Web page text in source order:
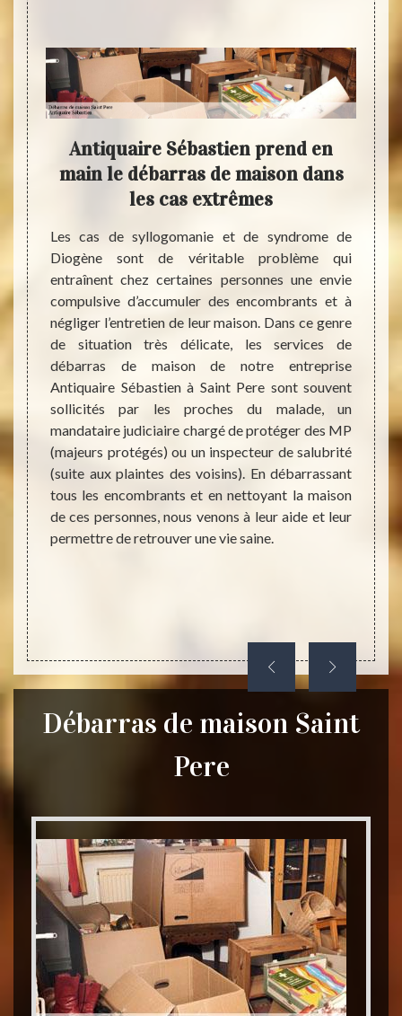
taux
à
à
à le
les
en
Antiquaire Sébastien prend en
main le débarras de maison dans
les cas extrêmes
Les cas de syllogomanie et de syndrome de
Diogène sont de véritable problème qui
entraînent chez certaines personnes une envie
compulsive d’accumuler des encombrants et à
négliger l’entretien de leur maison. Dans ce genre
de situation très délicate, les services de
débarras de maison de notre entreprise
Antiquaire Sébastien à Saint Pere sont souvent
sollicités par les proches du malade, un
mandataire judiciaire chargé de protéger des MP
(majeurs protégés) ou un inspecteur de salubrité
(suite aux plaintes des voisins). En débarrassant
tous les encombrants et en nettoyant la maison
de ces personnes, nous venons à leur aide et leur
permettre de retrouver une vie saine.
Si
ont
à
et
de
de
de
Débarras de maison Saint
Pere